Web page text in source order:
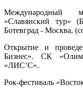
Международный
«Славянский тур»
Ботевград - Москва,
Открытие и
Бизнес». СК
«ЛИС’С».
Рок-фестиваль